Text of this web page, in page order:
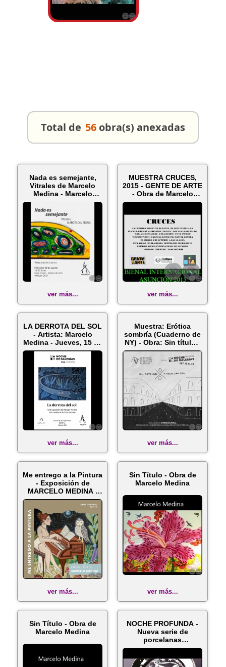
Total de 56 obra(s) anexadas
Nada es semejante,
Vitrales de Marcelo
Medina - Marcelo
ver más...
MUESTRA CRUCES,
2015 - GENTE DE ARTE
- Obra de Marcelo
Medina
ver más...
LA DERROTA DEL SOL
- Artista: Marcelo
Medina - Jueves, 15 de
Sept...
ver más...
Muestra: Erótica
sombría (Cuaderno de
NY) - Obra: Sin título -
...
ver más...
Me entrego a la Pintura
- Exposición de
MARCELO MEDINA -
Jueves, ...
ver más...
Sin Título - Obra de
Marcelo Medina
ver más...
Sin Título - Obra de
Marcelo Medina
NOCHE PROFUNDA -
Nueva serie de
porcelanas
intervenidas por